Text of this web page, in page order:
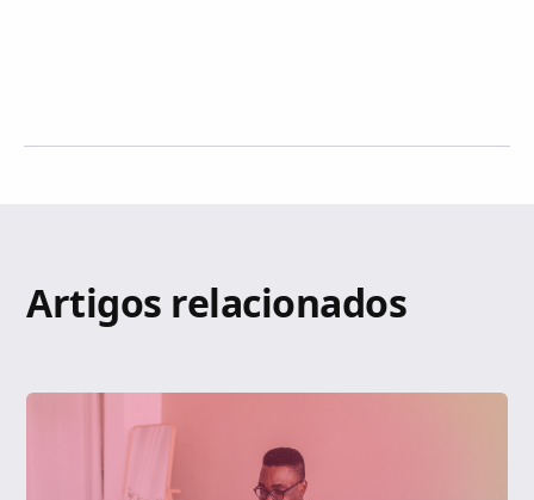
Artigos relacionados